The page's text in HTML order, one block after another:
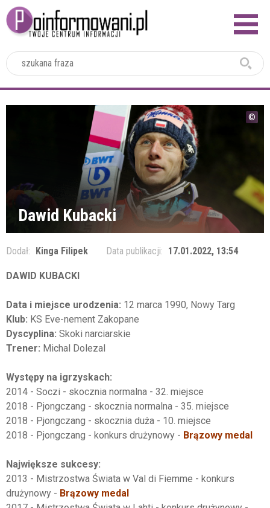
Dawid Kubacki
Dodał: Kinga Filipek Data publikacji: 17.01.2022, 13:54
DAWID KUBACKI
Data i miejsce urodzenia: 12 marca 1990, Nowy Targ
Klub: KS Eve-nement Zakopane
Dyscyplina: Skoki narciarskie
Trener: Michal Dolezal
Występy na igrzyskach:
2014 - Soczi - skocznia normalna - 32. miejsce
2018 - Pjongczang - skocznia normalna - 35. miejsce
2018 - Pjongczang - skocznia duża - 10. miejsce
2018 - Pjongczang - konkurs drużynowy - Brązowy medal
Największe sukcesy:
2013 - Mistrzostwa Świata w Val di Fiemme - konkurs
drużynowy - Brązowy medal